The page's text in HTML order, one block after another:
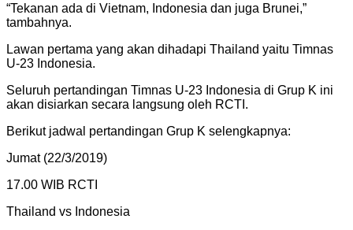
“Tekanan ada di Vietnam, Indonesia dan juga Brunei,”
tambahnya.
Lawan pertama yang akan dihadapi Thailand yaitu Timnas
U-23 Indonesia.
Seluruh pertandingan Timnas U-23 Indonesia di Grup K ini
akan disiarkan secara langsung oleh RCTI.
Berikut jadwal pertandingan Grup K selengkapnya:
Jumat (22/3/2019)
17.00 WIB RCTI
Thailand vs Indonesia